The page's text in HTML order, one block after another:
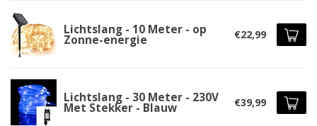
Lichtslang - 10 Meter - op
Zonne-energie €22,99
Lichtslang - 30 Meter - 230V
Met Stekker - Blauw €39,99